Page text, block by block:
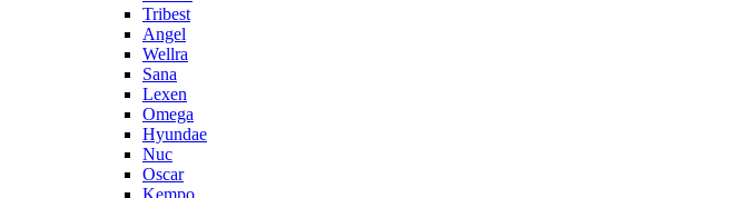
Tribest
Angel
Wellra
Sana
Lexen
Omega
Hyundae
Nuc
Oscar
Kempo